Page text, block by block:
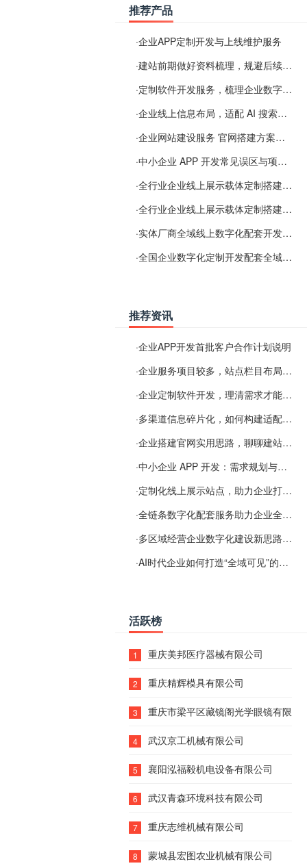
推荐产品
·企业APP定制开发与上线维护服务
·建站前期做好资料梳理，规避后续各类使用难题
·定制软件开发服务，梳理企业数字化落地常见难点
·企业线上信息布局，适配 AI 搜索需要留意这些要点
·企业网站建设服务 官网搭建方案经验分享
·中小企业 APP 开发常见误区与项目规划实用经验
·全行业企业线上展示载体定制搭建服务
·全行业企业线上展示载体定制搭建服务
·实体厂商全域线上数字化配套开发与地域检索优化服务
·全国企业数字化定制开发配套全域搜索优化服务
推荐资讯
·企业APP开发首批客户合作计划说明
·企业服务项目较多，站点栏目布局规划参考思路
·企业定制软件开发，理清需求才能提升数字化落地效率
·多渠道信息碎片化，如何构建适配 AI 检索的品牌信息源
·企业搭建官网实用思路，聊聊建站容易忽视的问题
·中小企业 APP 开发：需求规划与项目落地避坑经验分享
·定制化线上展示站点，助力企业打通线上经营渠道
·全链条数字化配套服务助力企业全域线上经营
·多区域经营企业数字化建设新思路：多端载体与地域检索一体化落地思路分享
·AI时代企业如何打造“全域可见”的数字资产？梓彤超越给出新解法
活跃榜
1 重庆美邦医疗器械有限公司
2 重庆精辉模具有限公司
3 重庆市梁平区藏镜阁光学眼镜有限责
4 武汉京工机械有限公司
5 襄阳泓福毅机电设备有限公司
6 武汉青森环境科技有限公司
7 重庆志维机械有限公司
8 蒙城县宏图农业机械有限公司